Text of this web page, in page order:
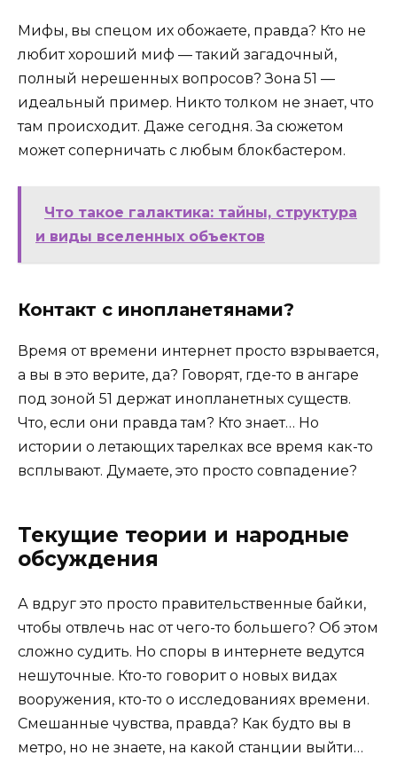
Мифы, вы спецом их обожаете, правда? Кто не
любит хороший миф — такий загадочный,
полный нерешенных вопросов? Зона 51 —
идеальный пример. Никто толком не знает, что
там происходит. Даже сегодня. За сюжетом
может соперничать с любым блокбастером.
Что такое галактика: тайны, структура
и виды вселенных объектов
Контакт с инопланетянами?
Время от времени интернет просто взрывается,
а вы в это верите, да? Говорят, где-то в ангаре
под зоной 51 держат инопланетных существ.
Что, если они правда там? Кто знает… Но
истории о летающих тарелках все время как-то
всплывают. Думаете, это просто совпадение?
Текущие теории и народные
обсуждения
А вдруг это просто правительственные байки,
чтобы отвлечь нас от чего-то большего? Об этом
сложно судить. Но споры в интернете ведутся
нешуточные. Кто-то говорит о новых видах
вооружения, кто-то о исследованиях времени.
Смешанные чувства, правда? Как будто вы в
метро, но не знаете, на какой станции выйти…